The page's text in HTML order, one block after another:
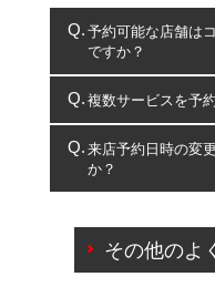
予約可能な店舗は
ですか？
コクピット・タイ
複数サービスを予
複数サービスのご
一部の商品・サービス
出来ないものもござい
来店予約日時の変
か？
ご来店予約日の3営
の日時変更につき
その他のよ